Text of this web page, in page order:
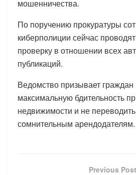
мошенничества.
По поручению прокуратуры
киберполиции сейчас
проверку в отношении всех
публикаций.
Ведомство призывает граждан
максимальную бдительность
недвижимости и не
сомнительным арендодателям.
Previous Post